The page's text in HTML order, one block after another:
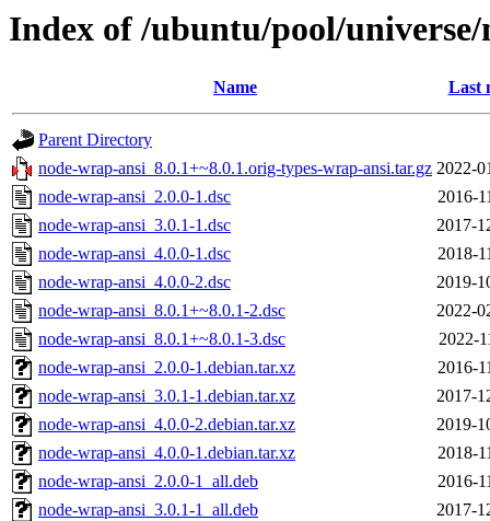
Index of /ubuntu/pool/
Name Last
Parent Directory
node-wrap-ansi_8.0.1+~8.0.1.orig-types-wrap-ansi.tar.gz 2022-
node-wrap-ansi_2.0.0-1.dsc
2016-
node-wrap-ansi_3.0.1-1.dsc
2017-
node-wrap-ansi_4.0.0-1.dsc
2018-
node-wrap-ansi_4.0.0-2.dsc
2019-
node-wrap-ansi_8.0.1+~8.0.1-2.dsc
2022-
node-wrap-ansi_8.0.1+~8.0.1-3.dsc
2022-
node-wrap-ansi_2.0.0-1.debian.tar.xz
2016-
node-wrap-ansi_3.0.1-1.debian.tar.xz
2017-
node-wrap-ansi_4.0.0-2.debian.tar.xz
2019-
node-wrap-ansi_4.0.0-1.debian.tar.xz
2018-
node-wrap-ansi_2.0.0-1_all.deb
2016-
node-wrap-ansi_3.0.1-1_all.deb
2017-